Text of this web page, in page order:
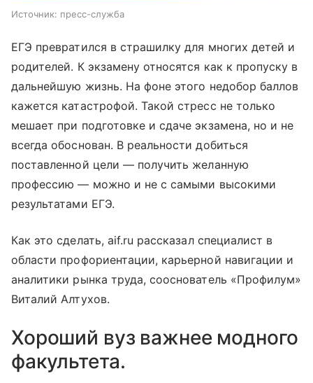
Источник: пресс-служба
ЕГЭ превратился в страшилку для многих детей и
родителей. К экзамену относятся как к пропуску в
дальнейшую жизнь. На фоне этого недобор баллов
кажется катастрофой. Такой стресс не только
мешает при подготовке и сдаче экзамена, но и не
всегда обоснован. В реальности добиться
поставленной цели — получить желанную
профессию — можно и не с самыми высокими
результатами ЕГЭ.
Как это сделать, aif.ru рассказал специалист в
области профориентации, карьерной навигации и
аналитики рынка труда, сооснователь «Профилум»
Виталий Алтухов.
Хороший вуз важнее модного
факультета.